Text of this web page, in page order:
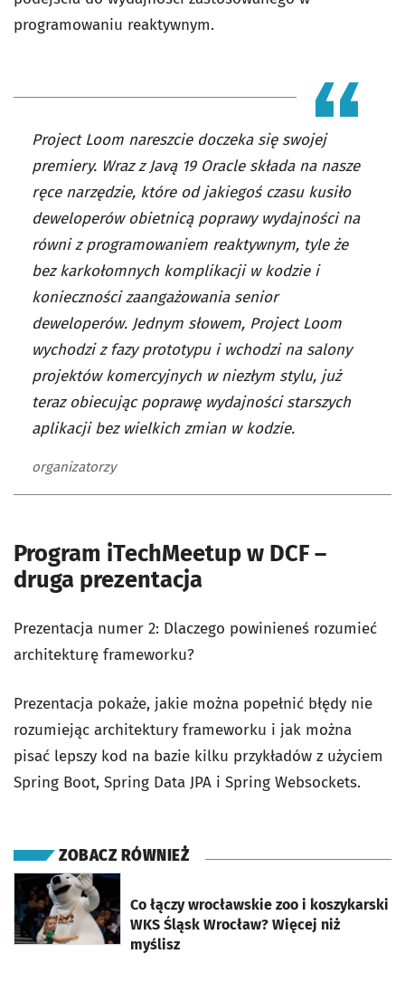
programowaniu reaktywnym.
Project Loom nareszcie doczeka się swojej
premiery. Wraz z Javą 19 Oracle składa na nasze
ręce narzędzie, które od jakiegoś czasu kusiło
deweloperów obietnicą poprawy wydajności na
równi z programowaniem reaktywnym, tyle że
bez karkołomnych komplikacji w kodzie i
konieczności zaangażowania senior
deweloperów. Jednym słowem, Project Loom
wychodzi z fazy prototypu i wchodzi na salony
projektów komercyjnych w niezłym stylu, już
teraz obiecując poprawę wydajności starszych
aplikacji bez wielkich zmian w kodzie.
organizatorzy
Program iTechMeetup w DCF –
druga prezentacja
Prezentacja numer 2: Dlaczego powinieneś rozumieć
architekturę frameworku?
Prezentacja pokaże, jakie można popełnić błędy nie
rozumiejąc architektury frameworku i jak można
pisać lepszy kod na bazie kilku przykładów z użyciem
Spring Boot, Spring Data JPA i Spring Websockets.
ZOBACZ RÓWNIEŻ
Co łączy wrocławskie zoo i koszykarski
WKS Śląsk Wrocław? Więcej niż
myślisz
otworzy się w nowej karcie